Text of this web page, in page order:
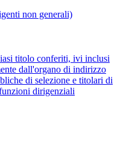
non generali)
titolo conferiti, ivi inclusi
dall'organo di indirizzo
di selezione e titolari di
dirigenziali